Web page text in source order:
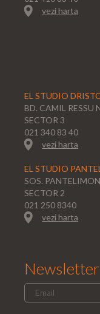
vezi harta
EL STUDIO
BD. CAMIL RESSU
SECTOR 3
021 340 83 40
vezi harta
EL STUDIO
SOS.
SECTOR 2
021 250 8340
vezi harta
Newsletter